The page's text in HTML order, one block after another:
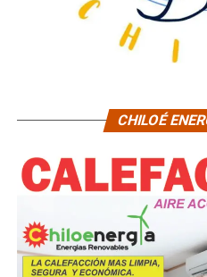
CHILOÉ